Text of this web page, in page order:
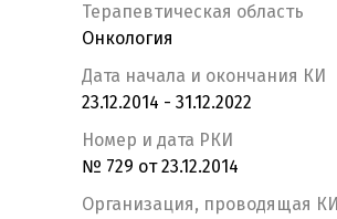
Терапевтическая область
Онкология
Дата начала и окончания КИ
23.12.2014 - 31.12.2022
Номер и дата РКИ
№ 729 от 23.12.2014
Организация, проводящая КИ